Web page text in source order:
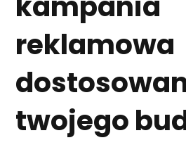
reklamowa
twojego